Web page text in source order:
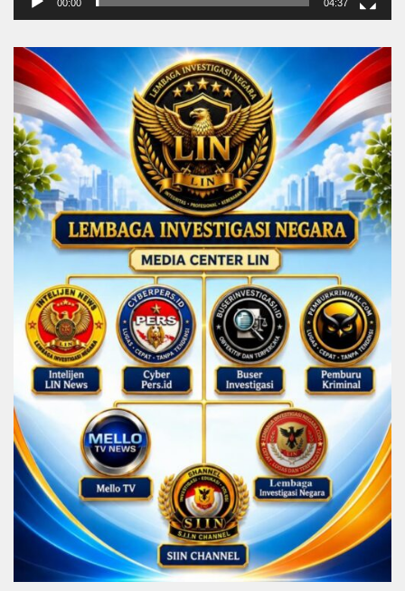
00:00 04:37